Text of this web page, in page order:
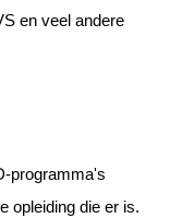
en veel andere
programma's
opleiding die er is.